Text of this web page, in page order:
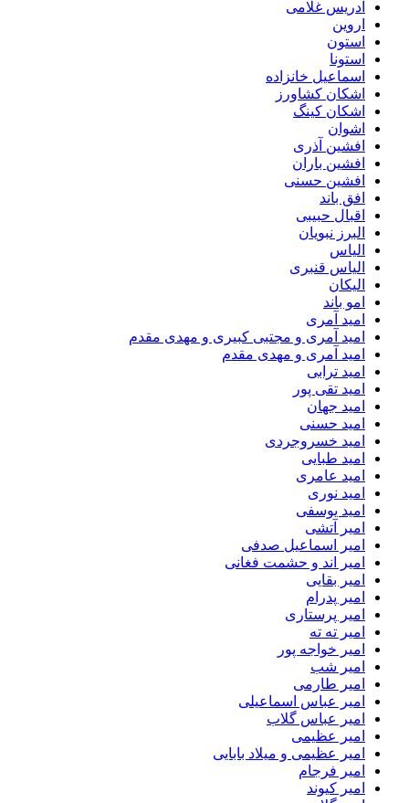
ادریس غلامی
اروین
استون
استونا
اسماعیل خانزاده
اشکان کشاورز
اشکان کینگ
اشوان
افشین آذری
افشین باران
افشین حسنی
افق باند
اقبال حبیبی
البرز نبویان
الیاس
الیاس قنبرى
الیکان
امو باند
امید آمری
امید آمری و مجتبی کبیری و مهدى مقدم
امید آمری و مهدی مقدم
امید ترابی
امید تقی پور
امید جهان
امید حسنی
امید خسروجردی
امید طبایی
امید عامری
امید نوری
امید یوسفی
امیر آتشی
امیر اسماعیل صدفی
امیر اند و حشمت فغانی
امیر بقایی
امیر پدرام
امیر پرستاری
امیر ته ته
امیر خواجه پور
امیر شب
امیر طارمی
امیر عباس اسماعیلی
امیر عباس گلاب
امیر عظیمی
امیر عظیمی و میلاد بابایی
امیر فرجام
امیر کیوند